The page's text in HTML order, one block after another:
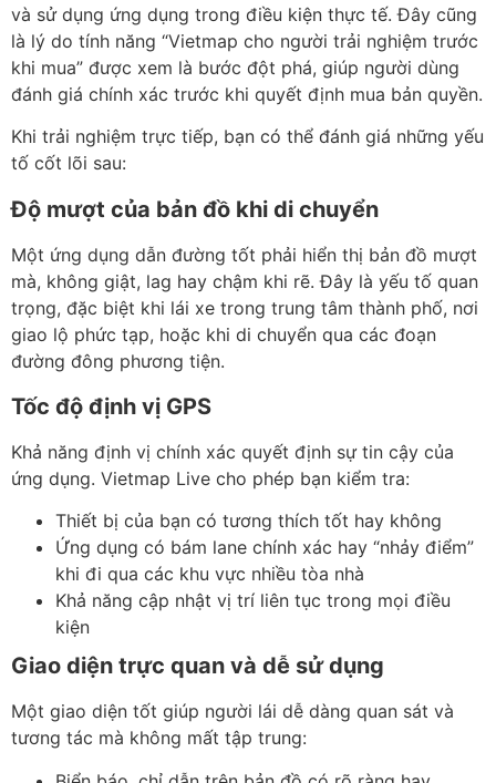
và sử dụng ứng dụng trong điều kiện thực tế. Đây cũng
là lý do tính năng “Vietmap cho người trải nghiệm trước
khi mua” được xem là bước đột phá, giúp người dùng
đánh giá chính xác trước khi quyết định mua bản quyền.
Khi trải nghiệm trực tiếp, bạn có thể đánh giá những yếu
tố cốt lõi sau:
Độ mượt của bản đồ khi di chuyển
Một ứng dụng dẫn đường tốt phải hiển thị bản đồ mượt
mà, không giật, lag hay chậm khi rẽ. Đây là yếu tố quan
trọng, đặc biệt khi lái xe trong trung tâm thành phố, nơi
giao lộ phức tạp, hoặc khi di chuyển qua các đoạn
đường đông phương tiện.
Tốc độ định vị GPS
Khả năng định vị chính xác quyết định sự tin cậy của
ứng dụng. Vietmap Live cho phép bạn kiểm tra:
Thiết bị của bạn có tương thích tốt hay không
Ứng dụng có bám lane chính xác hay “nhảy điểm”
khi đi qua các khu vực nhiều tòa nhà
Khả năng cập nhật vị trí liên tục trong mọi điều
kiện
Giao diện trực quan và dễ sử dụng
Một giao diện tốt giúp người lái dễ dàng quan sát và
tương tác mà không mất tập trung: